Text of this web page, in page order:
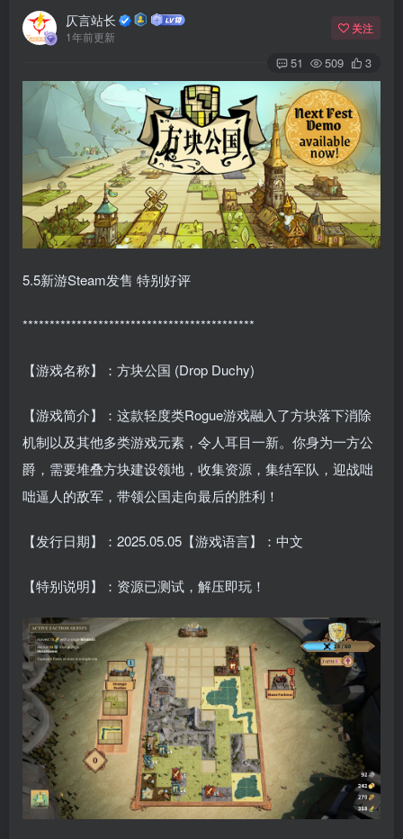
仄言站长
1年前更新
关注
51 509 3
5.5新游Steam发售 特别好评
*******************************************
【游戏名称】：方块公国 (Drop Duchy)
【游戏简介】：这款轻度类Rogue游戏融入了方块落下消除
机制以及其他多类游戏元素，令人耳目一新。你身为一方公
爵，需要堆叠方块建设领地，收集资源，集结军队，迎战咄
咄逼人的敌军，带领公国走向最后的胜利！
【发行日期】：2025.05.05【游戏语言】：中文
【特别说明】：资源已测试，解压即玩！